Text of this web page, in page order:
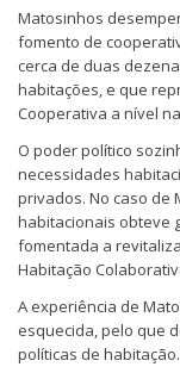
Matosinhos
fomento de
cerca de duas
habitações, e que
Cooperativa a nível
O poder político
necessidades
privados. No caso de
habitacionais obteve
fomentada a
Habitação
A experiência de
esquecida, pelo que
políticas de habitação.